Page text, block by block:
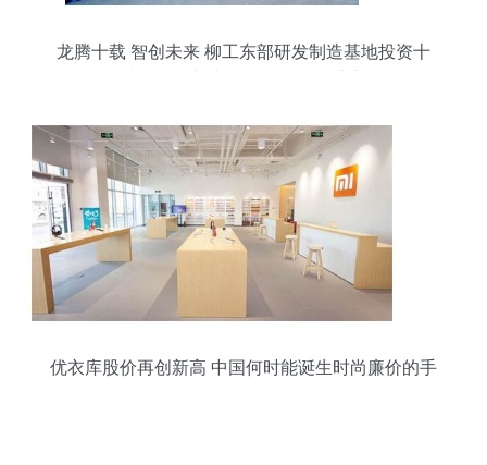
龙腾十载 智创未来 柳工东部研发制造基地投资十
优衣库股价再创新高 中国何时能诞生时尚廉价的手